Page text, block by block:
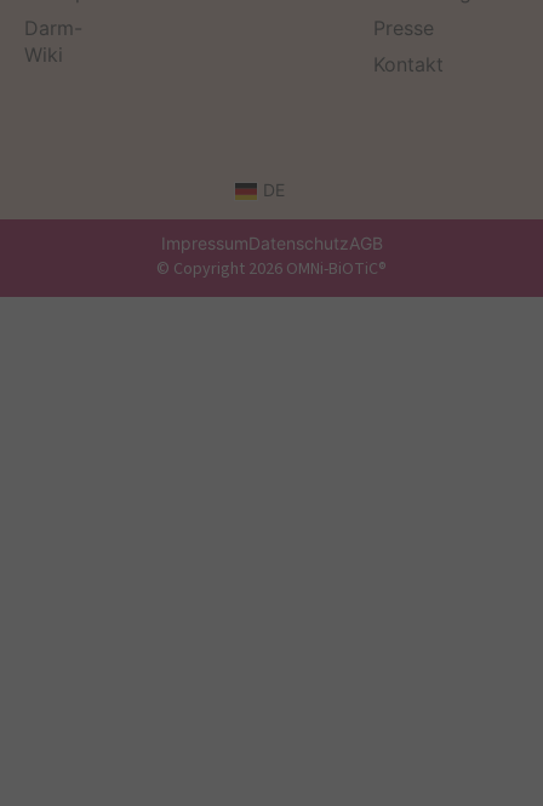
Darm-
Wiki
Presse
Kontakt
DE
ImpressumDatenschutzAGB
© Copyright 2026 OMNi-BiOTiC®